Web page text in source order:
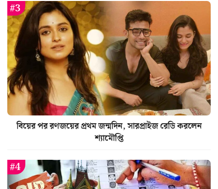
বিয়ের পর রণজয়ের প্রথম জন্মদিন, সারপ্রাইজ রেডি করলেন
শ্যামৌপ্তি